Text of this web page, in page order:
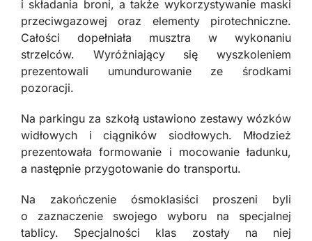
i składania broni, a także wykorzystywanie maski
przeciwgazowej oraz elementy pirotechniczne.
Całości dopełniała musztra w wykonaniu
strzelców. Wyróżniający się wyszkoleniem
prezentowali umundurowanie ze środkami
pozoracji.
Na parkingu za szkołą ustawiono zestawy wózków
widłowych i ciągników siodłowych. Młodzież
prezentowała formowanie i mocowanie ładunku,
a następnie przygotowanie do transportu.
Na zakończenie ósmoklasiści proszeni byli
o zaznaczenie swojego wyboru na specjalnej
tablicy. Specjalności klas zostały na niej